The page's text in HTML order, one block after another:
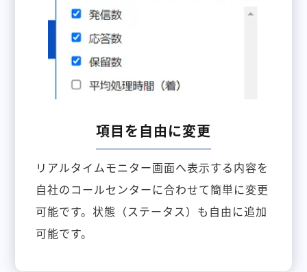
項目を自由に変更
リアルタイムモニター画面へ表示する内容を
自社のコールセンターに合わせて簡単に変更
可能です。状態（ステータス）も自由に追加
可能です。